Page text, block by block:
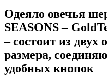
Одеяло овечья
SEASONS –
– состоит из двух
размера,
удобных кнопок